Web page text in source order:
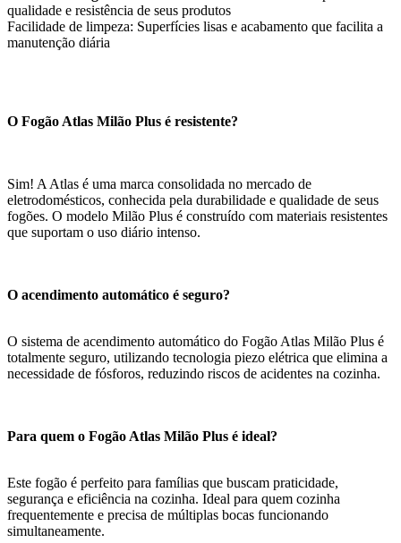
qualidade e resistência de seus produtos
Facilidade de limpeza: Superfícies lisas e acabamento que facilita a
manutenção diária
O Fogão Atlas Milão Plus é resistente?
Sim! A Atlas é uma marca consolidada no mercado de
eletrodomésticos, conhecida pela durabilidade e qualidade de seus
fogões. O modelo Milão Plus é construído com materiais resistentes
que suportam o uso diário intenso.
O acendimento automático é seguro?
O sistema de acendimento automático do Fogão Atlas Milão Plus é
totalmente seguro, utilizando tecnologia piezo elétrica que elimina a
necessidade de fósforos, reduzindo riscos de acidentes na cozinha.
Para quem o Fogão Atlas Milão Plus é ideal?
Este fogão é perfeito para famílias que buscam praticidade,
segurança e eficiência na cozinha. Ideal para quem cozinha
frequentemente e precisa de múltiplas bocas funcionando
simultaneamente.